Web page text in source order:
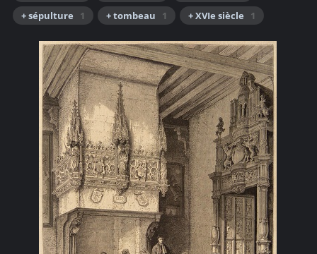
+ sépulture
1 + tombeau 1 + XVIe siècle 1